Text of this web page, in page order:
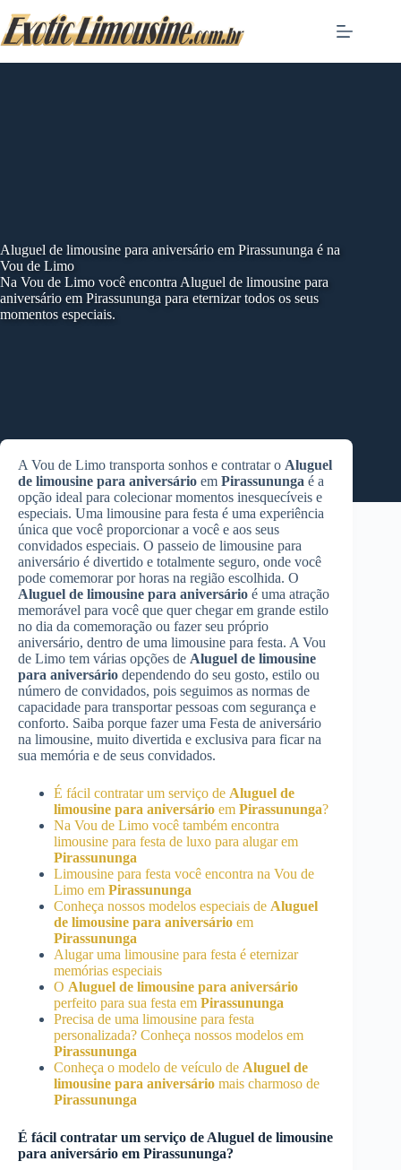
to
content
Aluguel de limousine para aniversário em Pirassununga é na
Vou de Limo
Na Vou de Limo você encontra Aluguel de limousine para
aniversário em Pirassununga para eternizar todos os seus
momentos especiais.
A Vou de Limo transporta sonhos e contratar o Aluguel
de limousine para aniversário em Pirassununga é a
opção ideal para colecionar momentos inesquecíveis e
especiais. Uma limousine para festa é uma experiência
única que você proporcionar a você e aos seus
convidados especiais. O passeio de limousine para
aniversário é divertido e totalmente seguro, onde você
pode comemorar por horas na região escolhida. O
Aluguel de limousine para aniversário é uma atração
memorável para você que quer chegar em grande estilo
no dia da comemoração ou fazer seu próprio
aniversário, dentro de uma limousine para festa. A Vou
de Limo tem várias opções de Aluguel de limousine
para aniversário dependendo do seu gosto, estilo ou
número de convidados, pois seguimos as normas de
capacidade para transportar pessoas com segurança e
conforto. Saiba porque fazer uma Festa de aniversário
na limousine, muito divertida e exclusiva para ficar na
sua memória e de seus convidados.
É fácil contratar um serviço de Aluguel de
limousine para aniversário em Pirassununga?
Na Vou de Limo você também encontra
limousine para festa de luxo para alugar em
Pirassununga
Limousine para festa você encontra na Vou de
Limo em Pirassununga
Conheça nossos modelos especiais de Aluguel
de limousine para aniversário em
Pirassununga
Alugar uma limousine para festa é eternizar
memórias especiais
O Aluguel de limousine para aniversário
perfeito para sua festa em Pirassununga
Precisa de uma limousine para festa
personalizada? Conheça nossos modelos em
Pirassununga
Conheça o modelo de veículo de Aluguel de
limousine para aniversário mais charmoso de
Pirassununga
É fácil contratar um serviço de Aluguel de limousine
para aniversário em Pirassununga?